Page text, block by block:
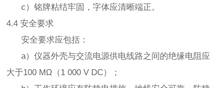
c）铭牌粘结牢固，字体应清晰端正。
4.4 安全要求
安全要求应包括：
a）仪器外壳与交流电源供电线路之间的绝缘电阻应
大于100 MΩ（1 000 V DC）；